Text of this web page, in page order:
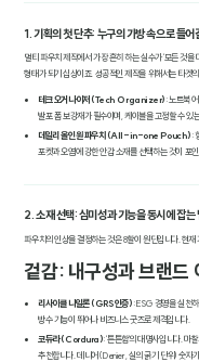
1. 기획의 첫 단추: 누구의 가방 속으로 들어
멀티 파우치 제작에서 가장 흔히 하는 실수가 '모든 것
형태가 되기 십상이죠. 성공적인 제작을 위해서는 타겟
테크 오거나이저 (Tech Organizer) : 노트북
발포 폼 보강재가 필수이며, 케이블을 고정할 수 있
데일리 올인원 파우치 (All-in-one Pouch) :
포켓과 오염에 강한 안감 소재를 선택하는 것이 포
2. 소재 선택: 심미성과 기능을 동시에 잡는
파우치의 인상을 결정하는 것은 8할이 원단입니다. 현
겉감: 내구성과 브랜드
리사이클 나일론 (GRS 인증) : ESG 경영을 실천
방수 기능이 뛰어나 비즈니스 굿즈로 제격입니다.
코듀라 (Cordura): '튼튼함'의 대명사입니다. 마
추천합니다. 데니어(Denier, 실의 굵기 단위) 숫자